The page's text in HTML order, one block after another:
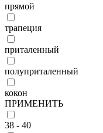
прямой
трапеция
приталенный
полуприталенный
кокон
ПРИМЕНИТЬ
38 - 40